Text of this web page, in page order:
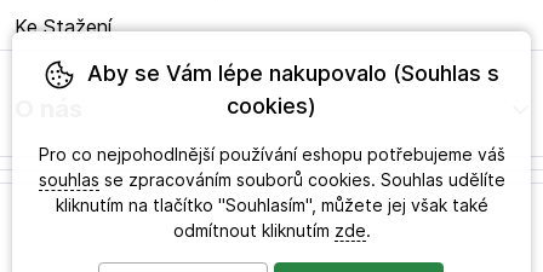
Ke Stažení
Aby se Vám lépe nakupovalo (Souhlas s
cookies)
Pro co nejpohodlnější používání eshopu potřebujeme váš
souhlas se zpracováním souborů cookies. Souhlas udělíte
kliknutím na tlačítko "Souhlasím", můžete jej však také
odmítnout kliknutím zde.